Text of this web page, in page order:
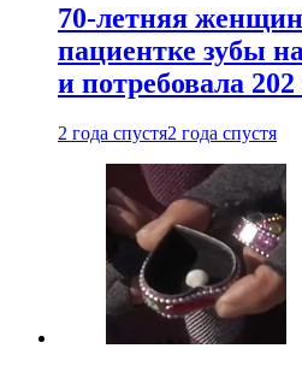
70-летняя
пациентке зубы
и потребовала
2 года спустя2 года спустя